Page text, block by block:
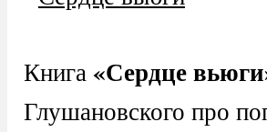
Книга «Сердце
Глушановского про